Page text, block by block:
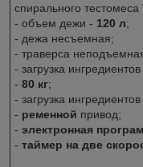
спирального тестомеса
- объем дежи - 120 л;
- дежа несъемная;
- траверса
- загрузка
- 80 кг;
- загрузка
- ременной привод;
- электронная
- таймер на две